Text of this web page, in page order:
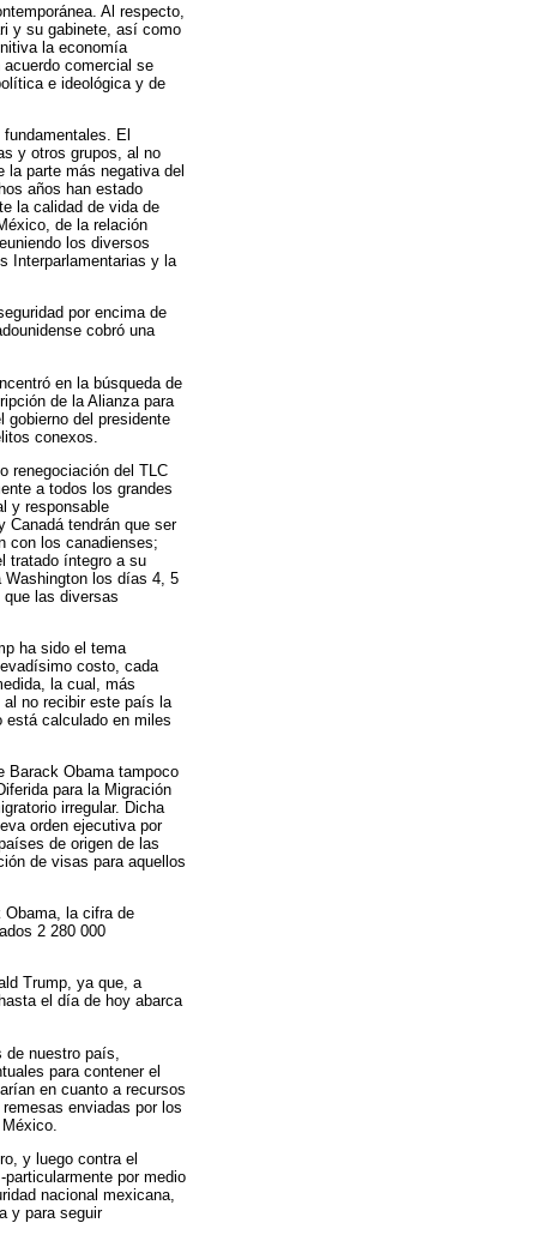
Al respecto,
y su gabinete, así como
la economía
comercial se
e ideológica y de
El
y otros grupos, al no
la parte más negativa del
años han estado
la calidad de vida de
de la relación
los diversos
Interparlamentarias y la
por encima de
cobró una
en la búsqueda de
de la Alianza para
gobierno del presidente
conexos.
renegociación del TLC
a todos los grandes
y responsable
Canadá tendrán que ser
con los canadienses;
tratado íntegro a su
Washington los días 4, 5
las diversas
ha sido el tema
costo, cada
la cual, más
no recibir este país la
está calculado en miles
Barack Obama tampoco
para la Migración
irregular. Dicha
orden ejecutiva por
de origen de las
de visas para aquellos
Obama, la cifra de
2 280 000
Trump, ya que, a
el día de hoy abarca
nuestro país,
para contener el
en cuanto a recursos
enviadas por los
y luego contra el
por medio
nacional mexicana,
y para seguir